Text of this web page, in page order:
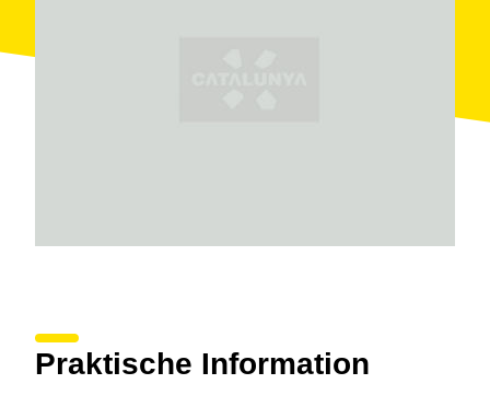
Praktische Information